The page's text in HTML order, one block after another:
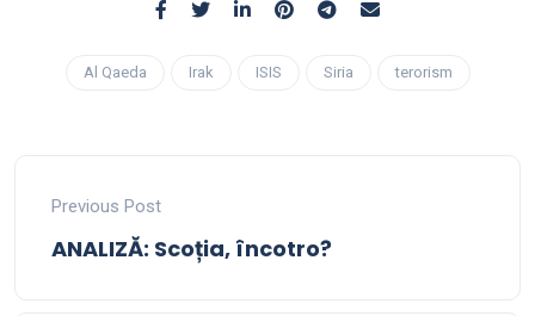
Al Qaeda Irak ISIS Siria terorism
Previous Post
ANALIZĂ: Scoția, încotro?